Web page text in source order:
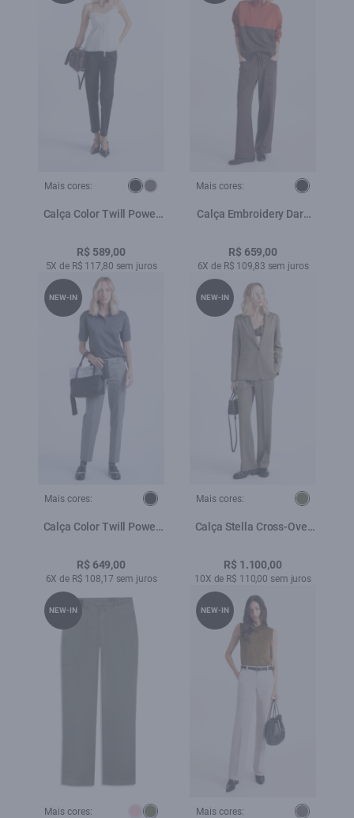
Mais cores:
Calça Color Twill Power
R$ 589,00
5X de R$ 117,80 sem juros
Mais cores:
Calça Embroidery Dark
R$ 659,00
6X de R$ 109,83 sem juros
Mais cores:
Calça Color Twill Power
R$ 649,00
6X de R$ 108,17 sem juros
NEW-IN
Mais cores:
Calça Stella Cross-Over
Militar
R$ 1.100,00
10X de R$ 110,00 sem juros
NEW-IN
Mais cores:
NEW-IN
Mais cores:
NEW-IN